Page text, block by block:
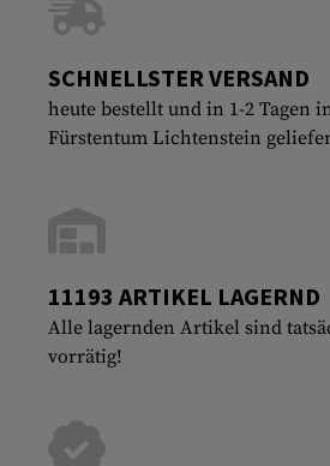
SCHNELLSTER VERSAND
heute bestellt und in 1-2 Tagen
Fürstentum Lichtenstein
11193 ARTIKEL LAGERND
Alle lagernden Artikel sind
vorrätig!